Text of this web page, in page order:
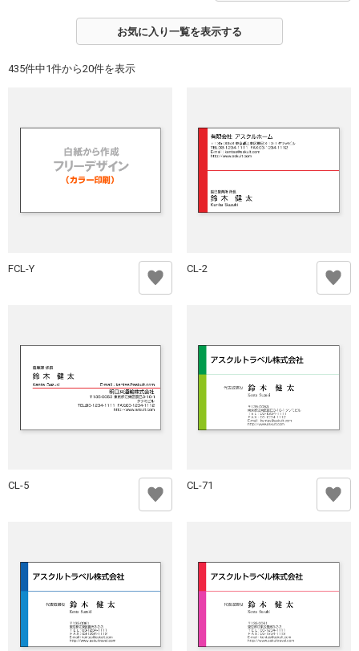
お気に入り一覧を表示する
435件中1件から20件を表示
FCL-Y CL-2
CL-5 CL-71